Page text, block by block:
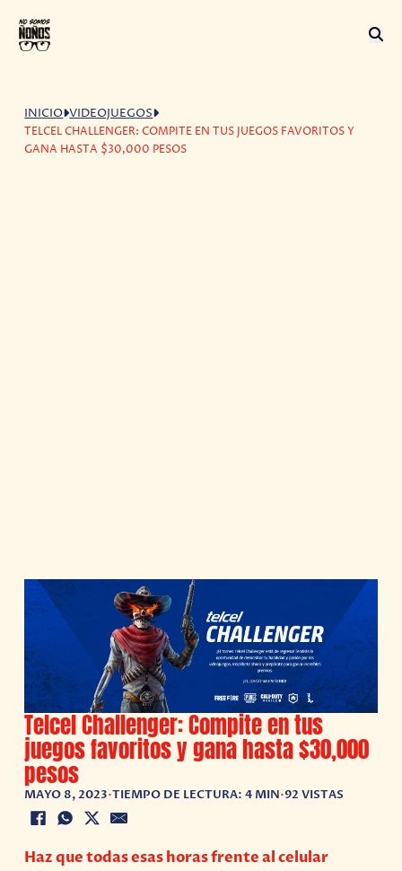
INICIO VIDEOJUEGOS
TELCEL CHALLENGER: COMPITE EN TUS JUEGOS FAVORITOS Y
GANA HASTA $30,000 PESOS
Telcel Challenger: Compite en tus
juegos favoritos y gana hasta $30,000
pesos
MAYO 8, 2023•TIEMPO DE LECTURA: 4 MIN•92 VISTAS
Haz que todas esas horas frente al celular